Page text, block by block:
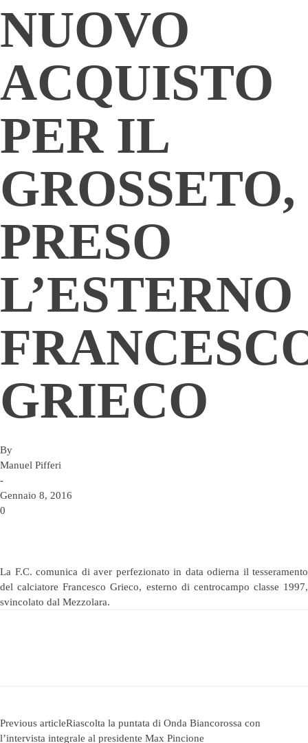
NUOVO
ACQUISTO
PER IL
GROSSETO,
PRESO
L’ESTERNO
GRIECO
By
Manuel Pifferi
-
Gennaio 8, 2016
0
La F.C. comunica di aver perfezionato in data odierna il tesseramento
del calciatore Francesco Grieco, esterno di centrocampo classe 1997,
svincolato dal Mezzolara.
Previous articleRiascolta la puntata di Onda Biancorossa con
l’intervista integrale al presidente Max Pincione